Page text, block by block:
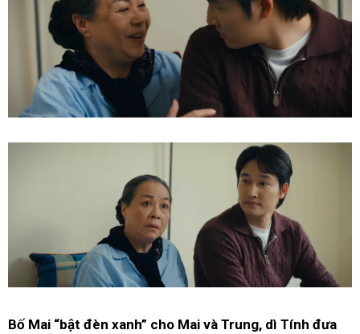
Bố Mai “bật đèn xanh” cho Mai và Trung, dì Tính đưa